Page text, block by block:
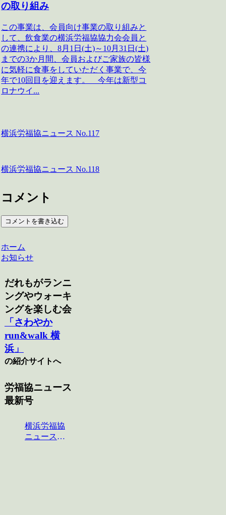
の取り組み
この事業は、会員向け事業の取り組みと
して、飲食業の横浜労福協協力会会員と
の連携により、8月1日(土)～10月31日(土)
までの3か月間、会員およびご家族の皆様
に気軽に食事をしていただく事業で、今
年で10回目を迎えます。 今年は新型コ
ロナウイ...
横浜労福協ニュース No.117
横浜労福協ニュース No.118
コメント
コメントを書き込む
ホーム
お知らせ
だれもがランニ
ングやウォーキ
ングを楽しむ会
「さわやか
run&walk 横
浜」
の紹介サイトへ
労福協ニュース
最新号
横浜労福協
ニュース